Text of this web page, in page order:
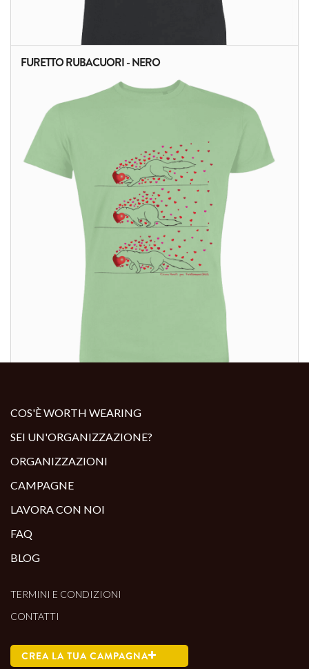
ALTRI PRODOTTI:
FURETTO RUBACUORI - NERO
COS'È WORTH WEARING
SEI UN'ORGANIZZAZIONE?
ORGANIZZAZIONI
CAMPAGNE
LAVORA CON NOI
FAQ
BLOG
TERMINI E CONDIZIONI
CONTATTI
CREA LA TUA CAMPAGNA